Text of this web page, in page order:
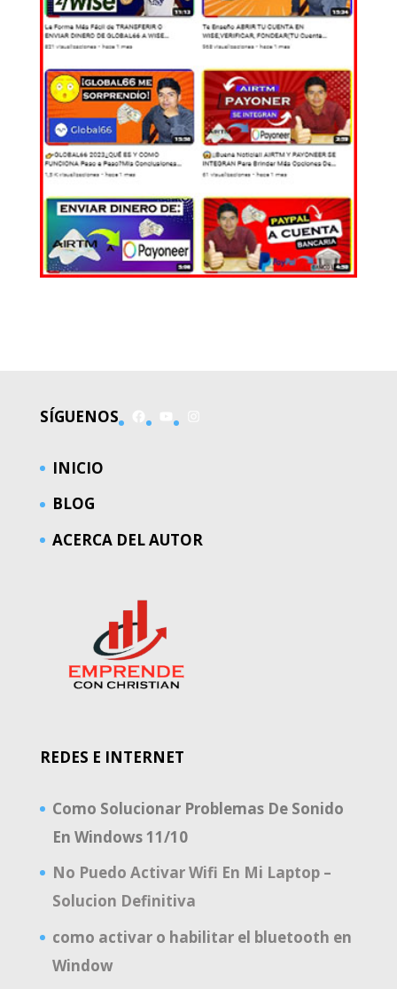
SÍGUENOS
INICIO
BLOG
ACERCA DEL AUTOR
REDES E INTERNET
Como Solucionar Problemas De Sonido
En Windows 11/10
No Puedo Activar Wifi En Mi Laptop –
Solucion Definitiva
como activar o habilitar el bluetooth en
Window